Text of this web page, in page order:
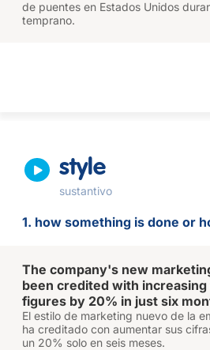
de puentes en Estados Unidos
temprano.
style
sustantivo
1. how something is done or
The company's new
been credited with
figures by 20% in just six
El estilo de marketing nuevo de la
ha creditado con aumentar sus
un 20% solo en seis meses.